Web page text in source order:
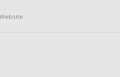
Website